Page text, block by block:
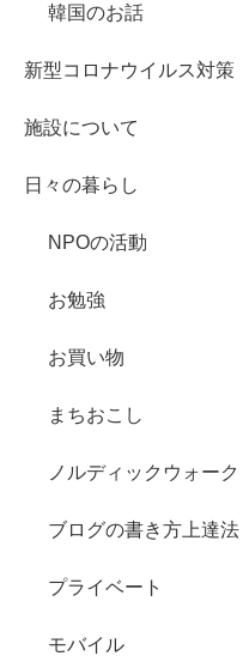
韓国のお話
新型コロナウイルス対策
施設について
日々の暮らし
NPOの活動
お勉強
お買い物
まちおこし
ノルディックウォーク
ブログの書き方上達法
プライベート
モバイル